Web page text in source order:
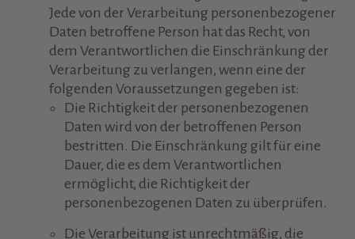
​Jede von der Verarbeitung personenbezogener
Daten betroffene Person hat das Recht, von
dem Verantwortlichen die Einschränkung der
Verarbeitung zu verlangen, wenn eine der
folgenden Voraussetzungen gegeben ist:
Die Richtigkeit der personenbezogenen
Daten wird von der betroffenen Person
bestritten. Die Einschränkung gilt für eine
Dauer, die es dem Verantwortlichen
ermöglicht, die Richtigkeit der
personenbezogenen Daten zu überprüfen.
Die Verarbeitung ist unrechtmäßig, die